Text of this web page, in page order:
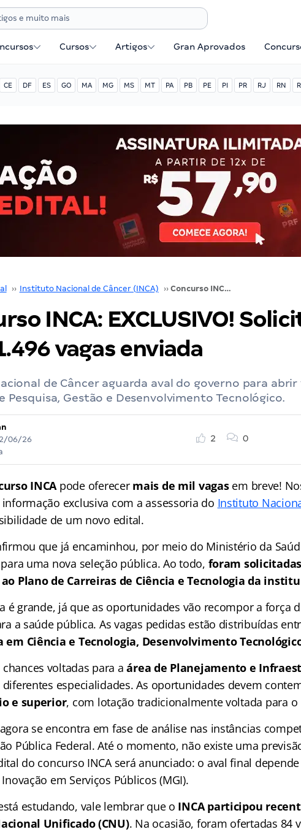
Cursos Artigos Gran Aprovados
CE DF ES GO MA MG MS MT PA PB PE PI PR RJ RN
›› Instituto Nacional de Câncer (INCA) ›› Concurso INCA: EXCLUSIVO! Solicitação para 1.496 vagas enviada
INCA: EXCLUSIVO!
vagas enviada
de Câncer aguarda aval do governo para abrir
Pesquisa, Gestão e Desenvolvimento Tecnológico.
06/26
2 0
INCApode oferecer mais de mil vagasem breve!
exclusiva com a assessoria do Instituto
de um novo edital.
que já encaminhou, por meio do Ministério da
uma nova seleção pública. Ao todo, foram
Plano de Carreiras de Ciência e Tecnologia da
é grande, já que as oportunidades vão recompor a força
a saúde pública. As vagas pedidas estão distribuídas
em Ciência e Tecnologia, Desenvolvimento
voltadas para aárea de Planejamento e
especialidades. As oportunidades devem
e superior, com lotação tradicionalmente voltada para o
se encontra em fase de análise nas instâncias
Pública Federal. Até o momento, não existe uma
do concurso INCA será anunciado: o aval final
em Serviços Públicos (MGI).
estudando, vale lembrar que o INCA participou
Unificado (CNU). Na ocasião, foram ofertadas 84